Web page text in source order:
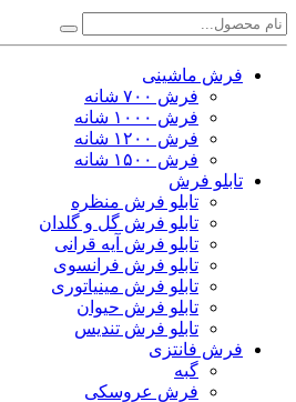
فرش ماشینی
فرش ۷۰۰ شانه
فرش ۱۰۰۰ شانه
فرش ۱۲۰۰ شانه
فرش ۱۵۰۰ شانه
تابلو فرش
تابلو فرش منظره
تابلو فرش گل و گلدان
تابلو فرش آیه قرانی
تابلو فرش فرانسوی
تابلو فرش مینیاتوری
تابلو فرش حیوان
تابلو فرش تندیس
فرش فانتزی
گبه
فرش عروسکی